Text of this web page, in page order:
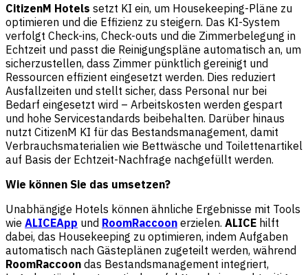
CitizenM Hotels setzt KI ein, um Housekeeping-Pläne zu
optimieren und die Effizienz zu steigern. Das KI-System
verfolgt Check-ins, Check-outs und die Zimmerbelegung in
Echtzeit und passt die Reinigungspläne automatisch an, um
sicherzustellen, dass Zimmer pünktlich gereinigt und
Ressourcen effizient eingesetzt werden. Dies reduziert
Ausfallzeiten und stellt sicher, dass Personal nur bei
Bedarf eingesetzt wird – Arbeitskosten werden gespart
und hohe Servicestandards beibehalten. Darüber hinaus
nutzt CitizenM KI für das Bestandsmanagement, damit
Verbrauchsmaterialien wie Bettwäsche und Toilettenartikel
auf Basis der Echtzeit-Nachfrage nachgefüllt werden.
Wie können Sie das umsetzen?
Unabhängige Hotels können ähnliche Ergebnisse mit Tools
wie ALICEApp und RoomRaccoon erzielen. ALICE hilft
dabei, das Housekeeping zu optimieren, indem Aufgaben
automatisch nach Gästeplänen zugeteilt werden, während
RoomRaccoon das Bestandsmanagement integriert,